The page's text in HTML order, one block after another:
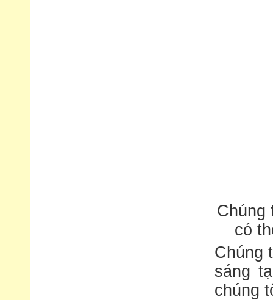
Chúng
có
Chúng
sáng
chúng